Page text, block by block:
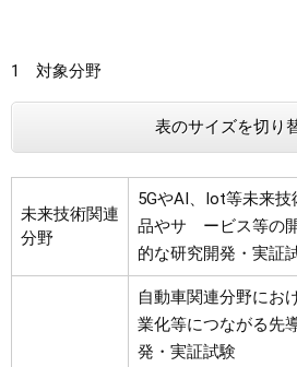
1 対象分野
表のサイズを切り
未来技術関連
分野
5GやAI、Iot等未来
品やサ ービス等の
的な研究開発・実証
自動車関連分野にお
業化等につながる先
発・実証試験